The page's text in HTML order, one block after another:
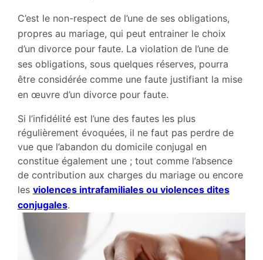
C’est le non-respect de l’une de ses obligations,
propres au mariage, qui peut entrainer le choix
d’un divorce pour faute. La violation de l’une de
ses obligations, sous quelques réserves, pourra
être considérée comme une faute justifiant la mise
en œuvre d’un divorce pour faute.
Si l’infidélité est l’une des fautes les plus
régulièrement évoquées, il ne faut pas perdre de
vue que l’abandon du domicile conjugal en
constitue également une ; tout comme l’absence
de contribution aux charges du mariage ou encore
les violences intrafamiliales ou violences dites
conjugales.